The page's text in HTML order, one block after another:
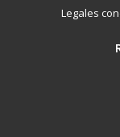
Legales